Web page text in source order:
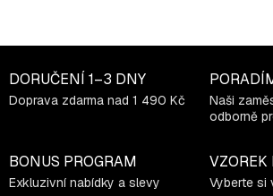
DORUČENÍ 1–3 DNY
Doprava zdarma nad 1 490 Kč
Naši
odborně
BONUS PROGRAM
Exkluzivní nabídky a slevy
VZOREK
Vyberte si